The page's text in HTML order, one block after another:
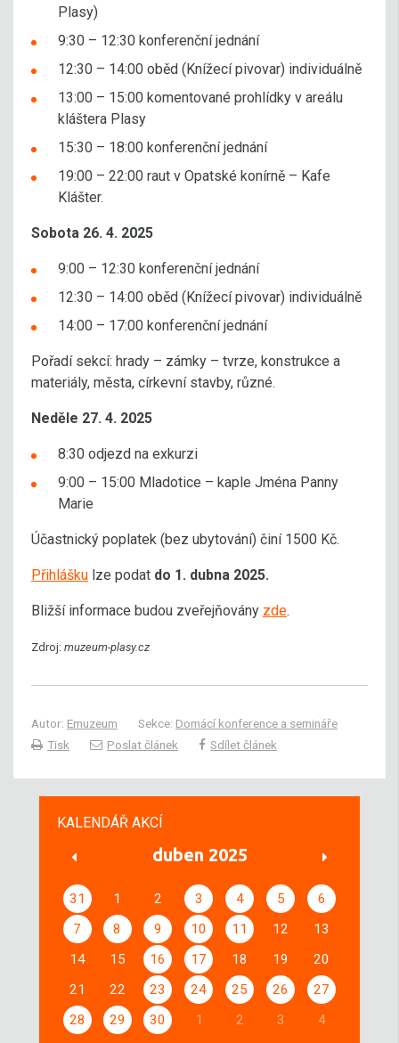
Plasy)
9:30 – 12:30 konferenční jednání
12:30 – 14:00 oběd (Knížecí pivovar) individuálně
13:00 – 15:00 komentované prohlídky v areálu
kláštera Plasy
15:30 – 18:00 konferenční jednání
19:00 – 22:00 raut v Opatské konírně – Kafe
Klášter.
Sobota 26. 4. 2025
9:00 – 12:30 konferenční jednání
12:30 – 14:00 oběd (Knížecí pivovar) individuálně
14:00 – 17:00 konferenční jednání
Pořadí sekcí: hrady – zámky – tvrze, konstrukce a
materiály, města, církevní stavby, různé.
Neděle 27. 4. 2025
8:30 odjezd na exkurzi
9:00 – 15:00 Mladotice – kaple Jména Panny
Marie
Účastnický poplatek (bez ubytování) činí 1500 Kč.
Přihlášku lze podat do 1. dubna 2025.
Bližší informace budou zveřejňovány zde.
Zdroj: muzeum-plasy.cz
Autor: Emuzeum Sekce: Domácí konference a semináře
Tisk
Poslat článek Sdílet článek
KALENDÁŘ AKCÍ
duben 2025
31 1 2 3 4 5
6
7
8 9 10 11 12
13
14
15 16 17 18 19
20
21
22 23 24 25 26
27
28
29 30 1 2 3 4